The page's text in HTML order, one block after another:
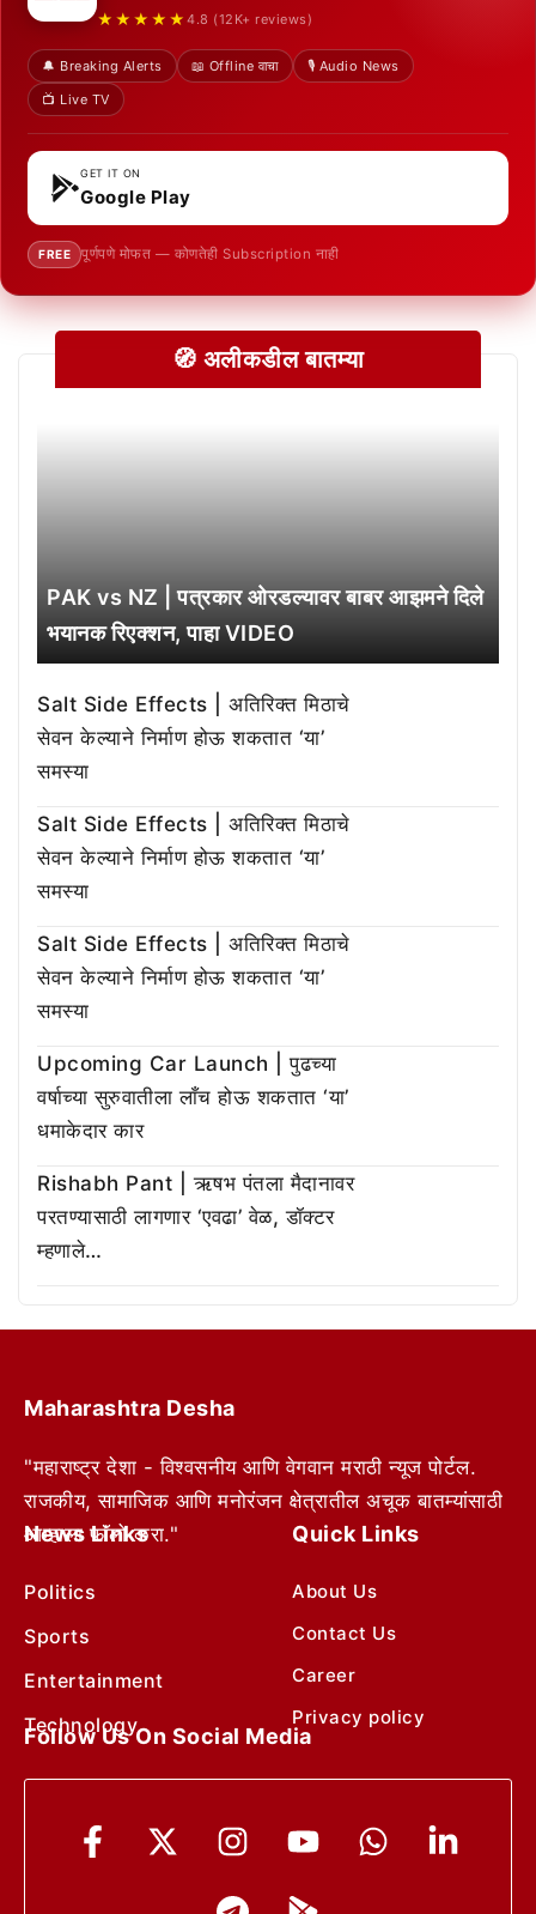
★★★★★ 4.8 (12K+ reviews)
🔔 Breaking Alerts 📖 Offline वाचा
🎙️ Audio News
📺 Live TV
GET IT ON
Google Play
FREE पूर्णपणे मोफत — कोणतेही Subscription नाही
🧭 अलीकडील बातम्या
PAK vs NZ | पत्रकार ओरडल्यावर बाबर आझमने दिले
भयानक रिएक्शन, पाहा VIDEO
Salt Side Effects | अतिरिक्त मिठाचे
सेवन केल्याने निर्माण होऊ शकतात ‘या’
समस्या
Salt Side Effects | अतिरिक्त मिठाचे
सेवन केल्याने निर्माण होऊ शकतात ‘या’
समस्या
Salt Side Effects | अतिरिक्त मिठाचे
सेवन केल्याने निर्माण होऊ शकतात ‘या’
समस्या
Upcoming Car Launch | पुढच्या
वर्षाच्या सुरुवातीला लाँच होऊ शकतात ‘या’
धमाकेदार कार
Rishabh Pant | ऋषभ पंतला मैदानावर
परतण्यासाठी लागणार ‘एवढा’ वेळ, डॉक्टर
म्हणाले…
Maharashtra Desha
"महाराष्ट्र देशा - विश्वसनीय आणि वेगवान मराठी न्यूज पोर्टल.
राजकीय, सामाजिक आणि मनोरंजन क्षेत्रातील अचूक बातम्यांसाठी
आम्हाला फॉलो करा."
News Links
Politics
Sports
Entertainment
Technology
Quick Links
About Us
Contact Us
Career
Privacy policy
Follow Us On Social Media